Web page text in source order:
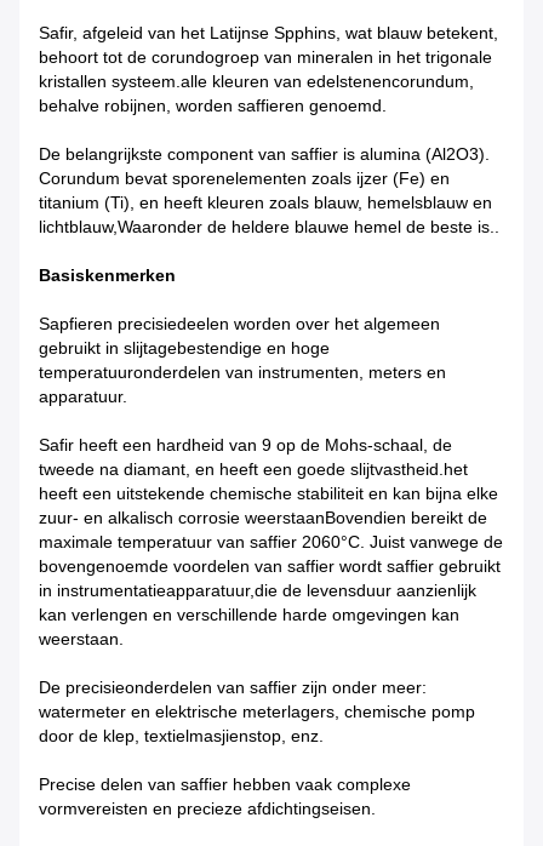
Safir, afgeleid van het Latijnse Spphins, wat blauw betekent,
behoort tot de corundogroep van mineralen in het trigonale
kristallen systeem.alle kleuren van edelstenencorundum,
behalve robijnen, worden saffieren genoemd.
De belangrijkste component van saffier is alumina (Al2O3).
Corundum bevat sporenelementen zoals ijzer (Fe) en
titanium (Ti), en heeft kleuren zoals blauw, hemelsblauw en
lichtblauw,Waaronder de heldere blauwe hemel de beste is..
Basiskenmerken
Sapfieren precisiedeelen worden over het algemeen
gebruikt in slijtagebestendige en hoge
temperatuuronderdelen van instrumenten, meters en
apparatuur.
Safir heeft een hardheid van 9 op de Mohs-schaal, de
tweede na diamant, en heeft een goede slijtvastheid.het
heeft een uitstekende chemische stabiliteit en kan bijna elke
zuur- en alkalisch corrosie weerstaanBovendien bereikt de
maximale temperatuur van saffier 2060°C. Juist vanwege de
bovengenoemde voordelen van saffier wordt saffier gebruikt
in instrumentatieapparatuur,die de levensduur aanzienlijk
kan verlengen en verschillende harde omgevingen kan
weerstaan.
De precisieonderdelen van saffier zijn onder meer:
watermeter en elektrische meterlagers, chemische pomp
door de klep, textielmasjienstop, enz.
Precise delen van saffier hebben vaak complexe
vormvereisten en precieze afdichtingseisen.